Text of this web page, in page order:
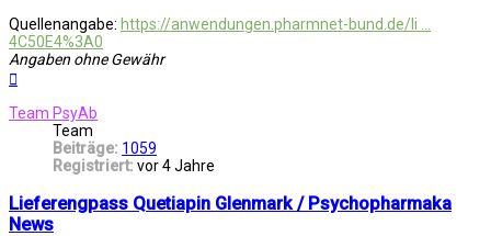
Quellenangabe: https://anwendungen.pharmnet-bund.de/li ...
4C50E4%3A0
Angaben ohne Gewähr
Team PsyAb
Team
Beiträge: 1059
Registriert: vor 4 Jahre
Lieferengpass Quetiapin Glenmark / Psychopharmaka
News